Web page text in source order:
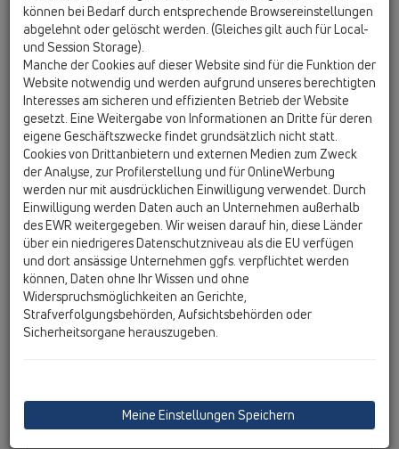
Ukraine, Georgia
HL GB, Ireland, Iceland, USA
Anrede / Titel
Vorname
Nachname
Firma
können bei Bedarf durch entsprechende Browsereinstellungen
abgelehnt oder gelöscht werden. (Gleiches gilt auch für Local-
und Session Storage).
Manche der Cookies auf dieser Website sind für die Funktion der
Website notwendig und werden aufgrund unseres berechtigten
Interesses am sicheren und effizienten Betrieb der Website
gesetzt. Eine Weitergabe von Informationen an Dritte für deren
eigene Geschäftszwecke findet grundsätzlich nicht statt.
Cookies von Drittanbietern und externen Medien zum Zweck
der Analyse, zur Profilerstellung und für OnlineWerbung
werden nur mit ausdrücklichen Einwilligung verwendet. Durch
Einwilligung werden Daten auch an Unternehmen außerhalb
des EWR weitergegeben. Wir weisen darauf hin, diese Länder
über ein niedrigeres Datenschutzniveau als die EU verfügen
und dort ansässige Unternehmen ggfs. verpflichtet werden
können, Daten ohne Ihr Wissen und ohne
Widerspruchsmöglichkeiten an Gerichte,
Strafverfolgungsbehörden, Aufsichtsbehörden oder
Sicherheitsorgane herauszugeben.
Meine Einstellungen Speichern